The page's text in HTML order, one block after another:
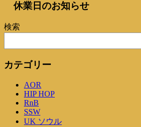
休業日のお知らせ
検索
カテゴリー
AOR
HIP HOP
RnB
SSW
UK ソウル